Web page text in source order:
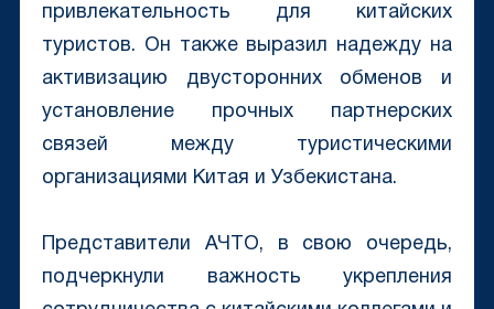
привлекательность для китайских
туристов. Он также выразил надежду на
активизацию двусторонних обменов и
установление прочных партнерских
связей между туристическими
организациями Китая и Узбекистана.
Представители АЧТО, в свою очередь,
подчеркнули важность укрепления